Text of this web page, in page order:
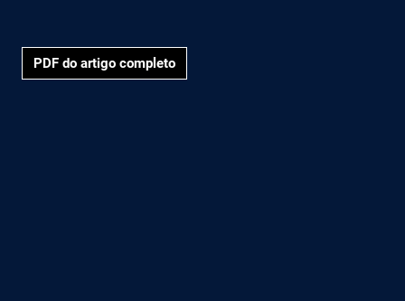
PDF do artigo completo